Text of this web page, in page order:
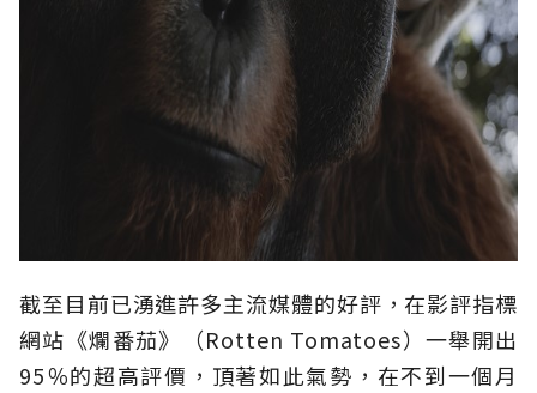
截至目前已湧進許多主流媒體的好評，在影評指標
網站《爛番茄》（Rotten Tomatoes）一舉開出
95％的超高評價，頂著如此氣勢，在不到一個月